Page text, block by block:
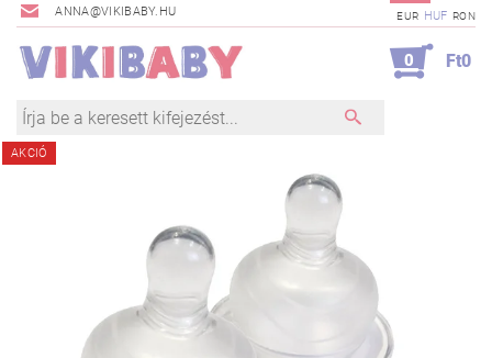
ANNA@VIKIBABY.HU EUR HUF RON
0 Ft0
AKCIÓ